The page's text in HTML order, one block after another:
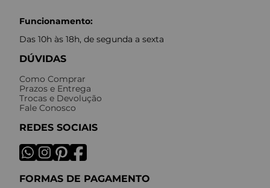
Funcionamento:
Das 10h às 18h, de segunda a sexta
DÚVIDAS
Como Comprar
Prazos e Entrega
Trocas e Devolução
Fale Conosco
REDES SOCIAIS
FORMAS DE PAGAMENTO